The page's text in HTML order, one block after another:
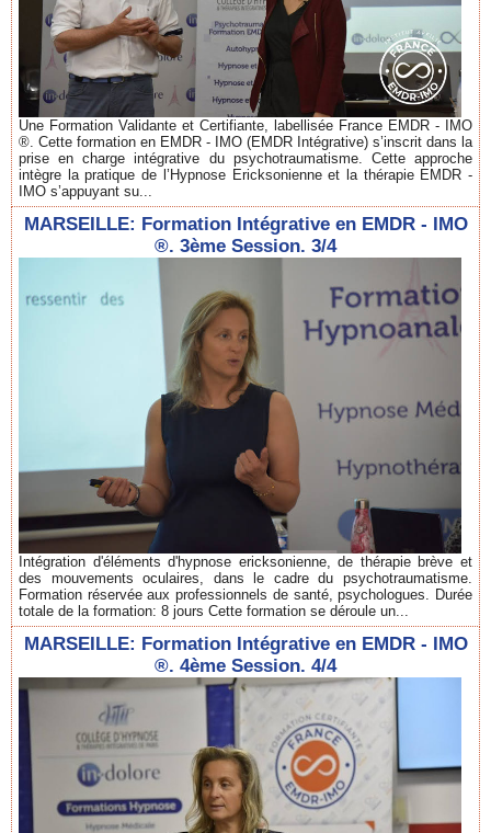
Une Formation Validante et Certifiante, labellisée France EMDR - IMO
®. Cette formation en EMDR - IMO (EMDR Intégrative) s’inscrit dans la
prise en charge intégrative du psychotraumatisme. Cette approche
intègre la pratique de l’Hypnose Ericksonienne et la thérapie EMDR -
IMO s’appuyant su...
MARSEILLE: Formation Intégrative en EMDR - IMO
®. 3ème Session. 3/4
Intégration d'éléments d'hypnose ericksonienne, de thérapie brève et
des mouvements oculaires, dans le cadre du psychotraumatisme.
Formation réservée aux professionnels de santé, psychologues. Durée
totale de la formation: 8 jours Cette formation se déroule un...
MARSEILLE: Formation Intégrative en EMDR - IMO
®. 4ème Session. 4/4